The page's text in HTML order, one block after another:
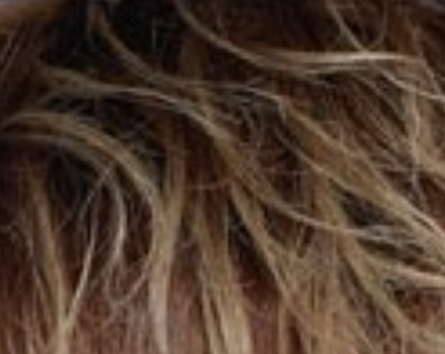
女・好きなタ
校・総まとめ